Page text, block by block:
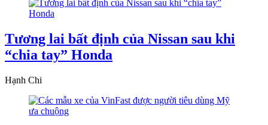
Tương lai bất định của Nissan sau khi
“chia tay” Honda
Hạnh Chi